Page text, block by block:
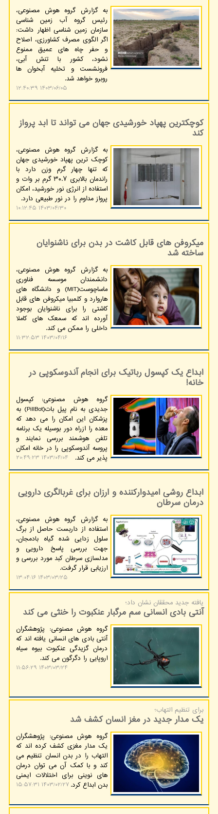
به گزارش گروه هوش مصنوعی،
رئیس گروه آب زمین شناسی
سازمان زمین شناسی اظهار داشت:
اگر الگوی مصرف کشاورزی، اصلاح
و حفر چاه های عمیق ممنوع
نشود، کشور با تنش آبی،
فرونشست و تخلیه آبخوان ها
روبرو خواهد شد.
۱۴۰۳/۰۶/۰۵ ۱۲:۴۰:۳۹
کوچکترین پهپاد خورشیدی جهان می تواند تا ابد پرواز
کند
به گزارش گروه هوش مصنوعی،
کوچک ترین پهپاد خورشیدی جهان
که تنها چهار گرم وزن دارد با
راندمان بالابری ۳۰.۷ گرم بر وات و
استفاده از انرژی نور خورشید، امکان
پرواز مداوم را در نور طبیعی دارد.
۱۴۰۳/۰۴/۳۰ ۱۰:۱۲:۴۵
میکروفن های قابل کاشت در بدن برای ناشنوایان
ساخته شد
به گزارش گروه هوش مصنوعی،
دانشمندان موسسه فناوری
ماساچوست(MIT) و دانشگاه های
هاروارد و کلمبیا میکروفن های قابل
کاشتی را برای ناشنوایان بوجود
آورده اند که سمعک های کاملا
داخلی را ممکن می کند.
۱۴۰۳/۰۴/۱۶ ۱۱:۳۲:۵۳
ابداع یک کپسول رباتیک برای انجام آندوسکوپی در
خانه!
گروه هوش مصنوعی: کپسول
جدیدی به نام پیل بات(PillBot) به
پزشکان این امکان را می دهد که
معده را ازراه دور بوسیله یک برنامه
تلفن هوشمند بررسی نمایند و
پروسه آندوسکوپی را در خانه امکان
پذیر می کند.
۱۴۰۳/۰۴/۰۴ ۲۰:۴۹:۲۳
ابداع روشی امیدوارکننده و ارزان برای غربالگری دارویی
درمان سرطان
به گزارش گروه هوش مصنوعی،
استفاده از داربست حاصل از برگ
سلول زدایی شده گیاه بادمجان،
جهت بررسی پاسخ دارویی و
مدلسازی سرطان کبد مورد بررسی و
ارزیابی قرار گرفت.
۱۴۰۳/۰۳/۲۵ ۱۳:۰۴:۱۶
یافته جدید محققان نشان داد؛
آنتی بادی انسانی سم مرگبار عنکبوت را خنثی می کند
گروه هوش مصنوعی: پژوهشگران
آنتی بادی های انسانی یافته اند که
درمان گزیدگی عنکبوت بیوه سیاه
اروپایی را دگرگون می کند.
۱۴۰۳/۰۳/۲۴ ۱۱:۵۶:۲۹
برای تنظیم التهاب؛
یک مدار جدید در مغز انسان کشف شد
گروه هوش مصنوعی: پژوهشگران
یک مدار مغزی کشف کرده اند که
التهاب را در بدن انسان تنظیم می
کند و با کمک آن می توان درمان
های نوینی برای اختلالات ایمنی
بدن ابداع کرد. ۱۴۰۳/۰۲/۲۷ ۱۵:۵۷:۳۱